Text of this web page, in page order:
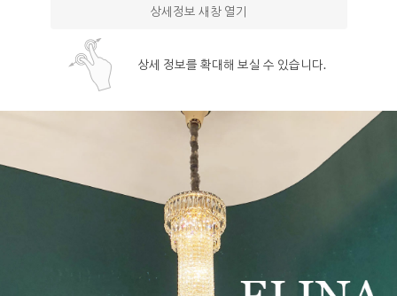
상세정보 새창 열기
상세 정보를 확대해 보실 수 있습니다.